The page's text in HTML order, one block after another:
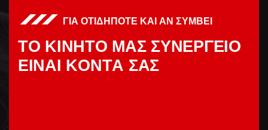
ΓΙΑ ΟΤΙΔΗΠΟΤΕ ΚΑΙ ΑΝ ΣΥΜΒΕΙ
ΤΟ ΚΙΝΗΤΟ ΜΑΣ ΣΥΝΕΡΓΕΙΟ
ΕΙΝΑΙ ΚΟΝΤΑ ΣΑΣ